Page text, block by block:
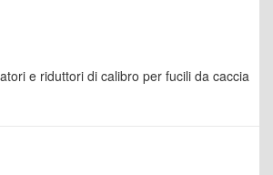
e riduttori di calibro per fucili da caccia